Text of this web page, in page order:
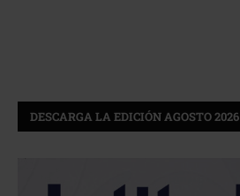
DESCARGA LA EDICIÓN AGOSTO 2026